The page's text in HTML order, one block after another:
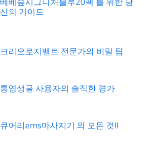
신의 가이드
크리오로지벨트 전문가의 비밀 팁
통영생굴 사용자의 솔직한 평가
큐어리ems마사지기 의 모든 것!!